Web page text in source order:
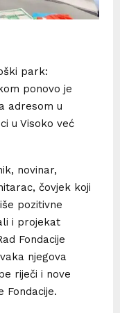
park:
ponovo je
adresom u
u Visoko već
novinar,
čovjek koji
pozitivne
i projekat
Fondacije
njegova
riječi i nove
Fondacije.